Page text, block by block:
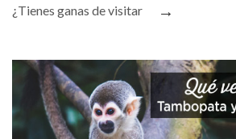
¿Tienes ganas de visitar
→